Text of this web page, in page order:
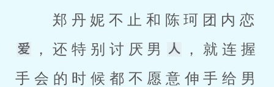
郑丹妮不止和陈珂团内恋
，还特别讨厌男
，就连握
手会的时候都不愿意伸手给男